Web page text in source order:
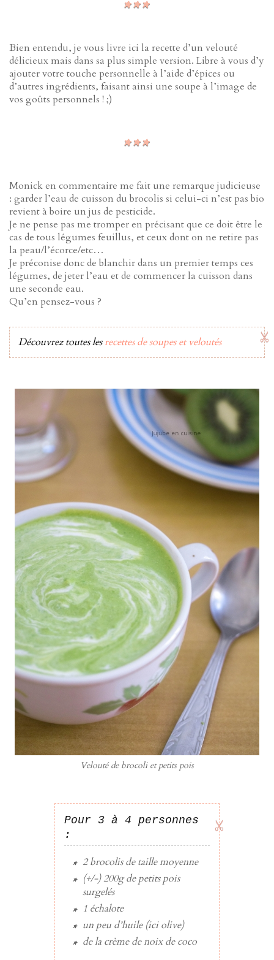
Bien entendu, je vous livre ici la recette d’un velouté
délicieux mais dans sa plus simple version. Libre à vous d’y
ajouter votre touche personnelle à l’aide d’épices ou
d’autres ingrédients, faisant ainsi une soupe à l’image de
vos goûts personnels ! ;)
Monick en commentaire me fait une remarque judicieuse
: garder l’eau de cuisson du brocolis si celui-ci n’est pas bio
revient à boire un jus de pesticide.
Je ne pense pas me tromper en précisant que ce doit être le
cas de tous légumes feuillus, et ceux dont on ne retire pas
la peau/l’écorce/etc…
Je préconise donc de blanchir dans un premier temps ces
légumes, de jeter l’eau et de commencer la cuisson dans
une seconde eau.
Qu’en pensez-vous ?
Découvrez toutes lesrecettes de soupes et veloutés
Velouté de brocoli et petits pois
Pour 3 à 4 personnes
:
2 brocolisde taille moyenne
(+/-)200gdepetits pois
surgelés
1 échalote
un peu d’huile(ici olive)
de la crème de noix de coco